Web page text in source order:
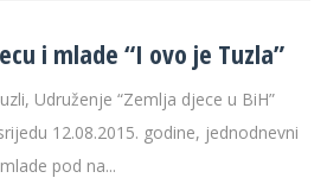
i mlade “I ovo je Tuzla”
Udruženje “Zemlja djece u BiH”
12.08.2015. godine, jednodnevni
pod na...